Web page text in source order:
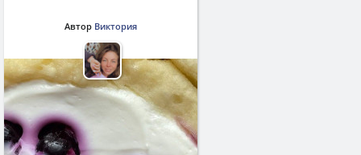
Автор Виктория